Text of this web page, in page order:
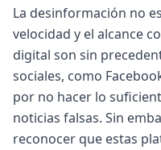
La desinformación no
velocidad y el alcance
digital son sin
sociales, como
por no hacer lo
noticias falsas. Sin
reconocer que estas